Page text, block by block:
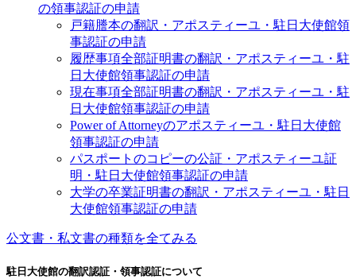
の領事認証の申請
戸籍謄本の翻訳・アポスティーユ・駐日大使館領
事認証の申請
履歴事項全部証明書の翻訳・アポスティーユ・駐
日大使館領事認証の申請
現在事項全部証明書の翻訳・アポスティーユ・駐
日大使館領事認証の申請
Power of Attorneyのアポスティーユ・駐日大使館
領事認証の申請
パスポートのコピーの公証・アポスティーユ証
明・駐日大使館領事認証の申請
大学の卒業証明書の翻訳・アポスティーユ・駐日
大使館領事認証の申請
公文書・私文書の種類を全てみる
駐日大使館の翻訳認証・領事認証について